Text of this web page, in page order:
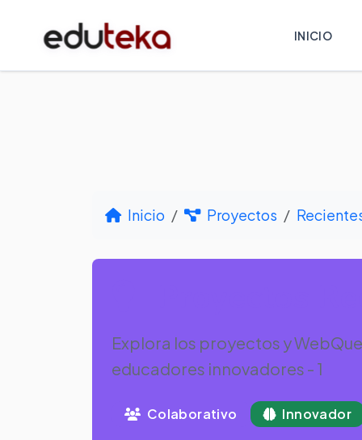
INICIO
Inicio Proyectos
Explora los proyectos y
educadores innovadores - 1
Colaborativo Innovador